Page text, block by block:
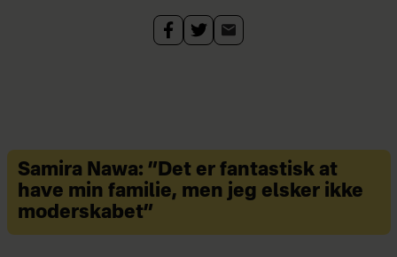
bogen rummer samtidig nye
199 kr., Gyldendal.
Samira Nawa: ”Det er fantastisk at
have min familie, men jeg elsker ikke
moderskabet”